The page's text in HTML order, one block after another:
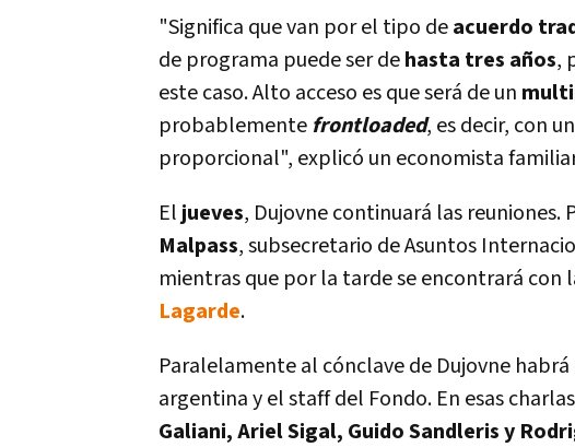
"Significa que van por el tipo deacuerdo
de programa puede ser dehasta tres años,
este caso. Alto acceso es que será de un
probablemente frontloaded, es decir, con
proporcional", explicó un economista
El jueves, Dujovne continuará las reuniones.
Malpass, subsecretario de Asuntos
mientras que por la tarde se encontrará con
Lagarde.
Paralelamente al cónclave de Dujovne
argentina y el staff del Fondo. En esas
Galiani, Ariel Sigal, Guido Sandleris y